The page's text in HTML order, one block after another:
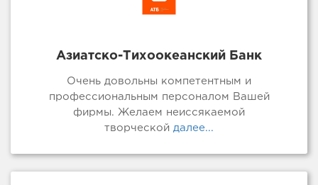
Азиатско-Тихоокеанский Банк
Очень довольны компетентным и
профессиональным персоналом Вашей
фирмы. Желаем неиссякаемой
творческой далее...